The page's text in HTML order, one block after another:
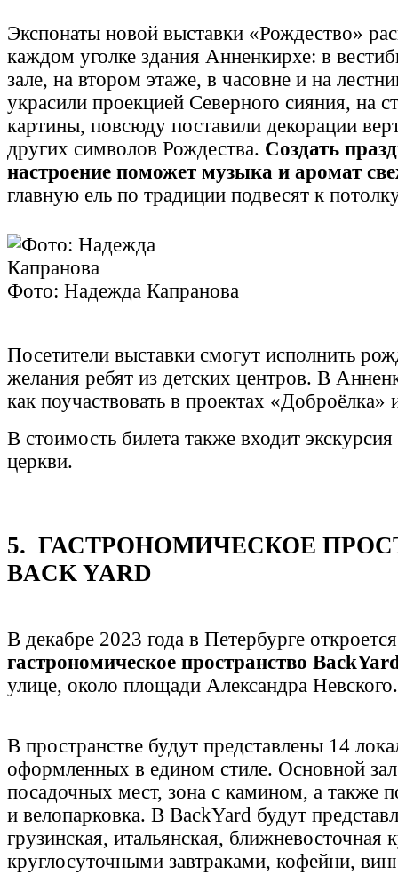
Экспонаты новой выставки «Рождество»
каждом уголке здания Анненкирхе: в
зале, на втором этаже, в часовне и на
украсили проекцией Северного сияния, на
картины, повсюду поставили декорации
других символов Рождества. Создать
настроение поможет музыка и аромат
главную ель по традиции подвесят к
Фото: Надежда Капранова
Посетители выставки смогут исполнить
желания ребят из детских центров. В
как поучаствовать в проектах
В стоимость билета также входит
церкви.
5. ГАСТРОНОМИЧЕСКОЕ
BACK YARD
В декабре 2023 года в Петербурге
гастрономическое пространство
улице, около площади Александра Невского.
В пространстве будут представлены 14
оформленных в едином стиле. Основной
посадочных мест, зона с камином, а также
и велопарковка. В BackYard будут
грузинская, итальянская, ближневосточная
круглосуточными завтраками, кофейни,